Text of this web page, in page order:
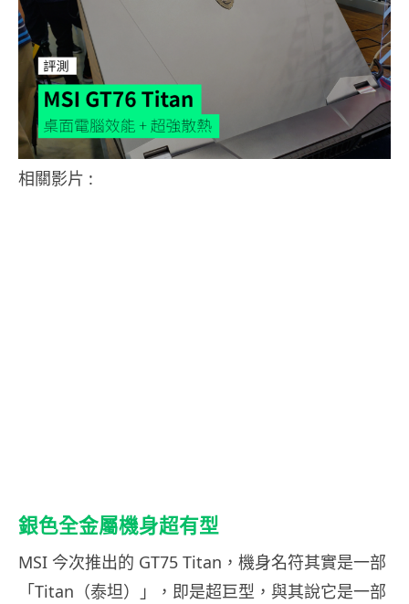
相關影片 :
銀色全金屬機身超有型
MSI 今次推出的 GT75 Titan，機身名符其實是一部
「Titan（泰坦）」，即是超巨型，與其說它是一部